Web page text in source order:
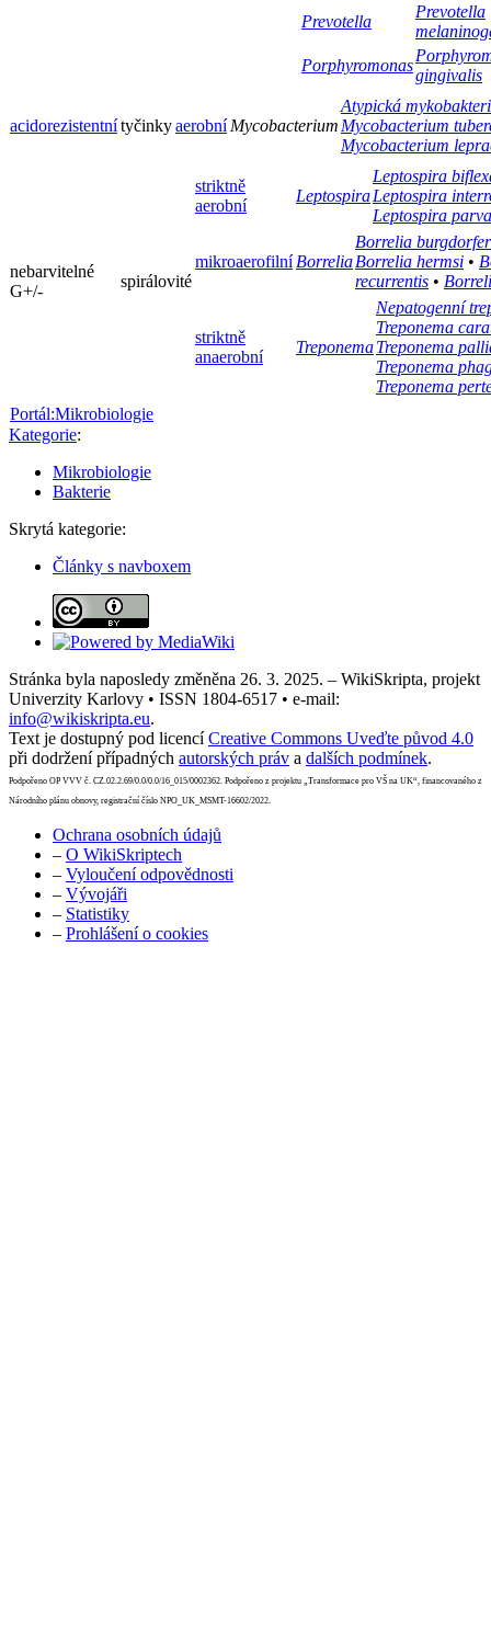
Prevotella
Prevotella
Porphyromonas
gingivalis
acidorezistentnítyčinkyaerobní Mycobacterium
Atypická
Mycobacterium
Mycobacterium
nebarvitelné
G+/-
spirálovité
striktně
aerobní
Leptospira
Leptospira
Leptospira
Leptospira parva
mikroaerofilní Borrelia
Borrelia
Borrelia hermsi •
recurrentis •
striktně
anaerobní
Treponema
Nepatogenní
Treponema
Treponema
Treponema
Treponema
Portál:Mikrobiologie
Kategorie:
Mikrobiologie
Bakterie
Skrytá kategorie:
Články s navboxem
Stránka byla naposledy změněna 26. 3. 2025. – WikiSkripta, projekt
Univerzity Karlovy • ISSN 1804-6517 • e-mail:
info@wikiskripta.eu.
Text je dostupný pod licencíCreative Commons Uveďte původ 4.0
při dodržení případných autorských práv a dalších podmínek.
Podpořeno OP VVV č. CZ.02.2.69/0.0/0.0/16_015/0002362. Podpořeno z projektu „Transformace pro VŠ na UK“, financovaného z
Národního plánu obnovy, registrační číslo NPO_UK_MSMT-16602/2022.
Ochrana osobních údajů
– O WikiSkriptech
– Vyloučení odpovědnosti
– Vývojáři
– Statistiky
– Prohlášení o cookies